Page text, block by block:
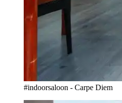
#indoorsaloon - Carpe Diem